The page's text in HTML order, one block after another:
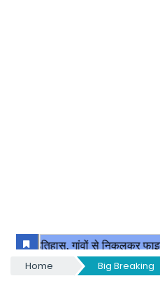
Home Big Breaking